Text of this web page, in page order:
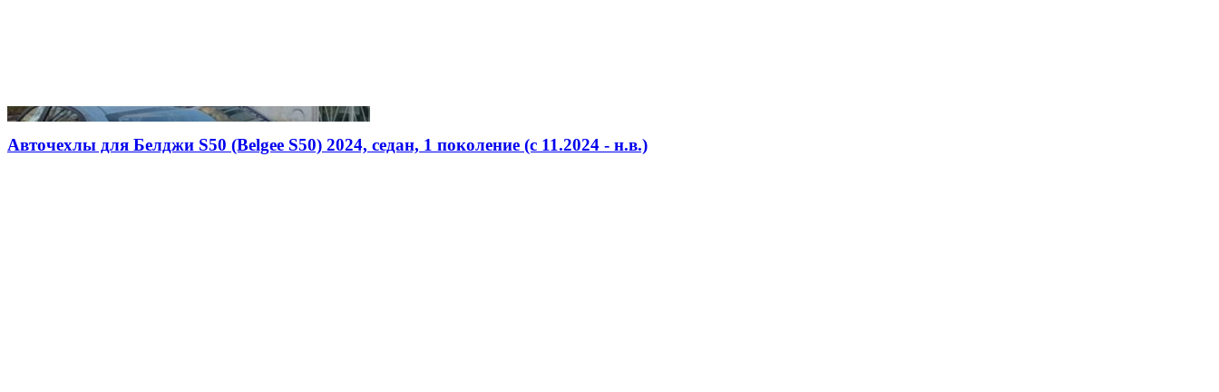
Авточехлы для Белджи S50 (Belgee S50) 2024, седан, 1 поколение (c 11.2024 - н.в.)